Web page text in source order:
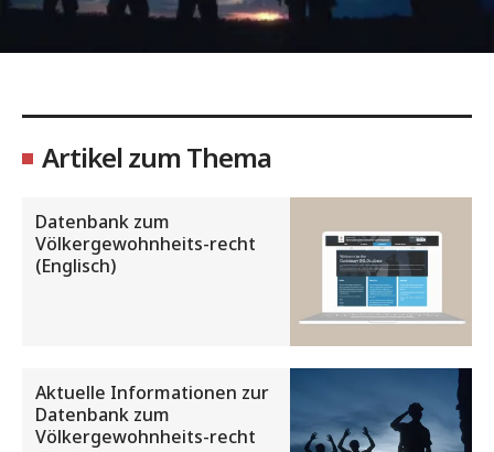
Artikel zum Thema
Datenbank zum
Völkergewohnheits-recht
(Englisch)
Aktuelle Informationen zur
Datenbank zum
Völkergewohnheits-recht